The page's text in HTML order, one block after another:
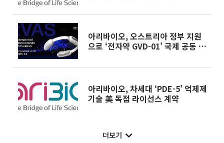
아리바이오, 오스트리아 정부 지원
으로 ‘전자약 GVD-01’ 국제 공동 임
아리바이오, 차세대 ‘PDE-5’ 억제제
기술 美 독점 라이선스 계약
더보기